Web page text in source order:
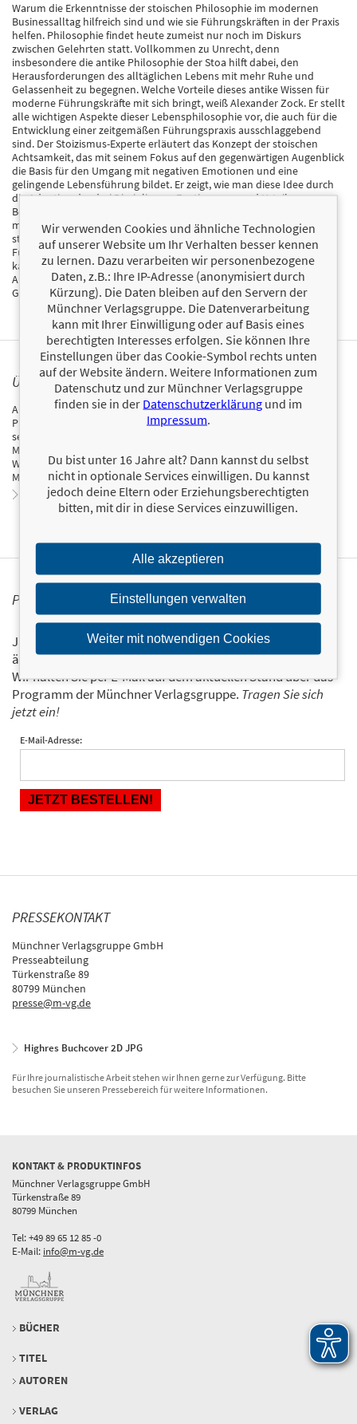
Warum die Erkenntnisse der stoischen Philosophie im modernen
Businessalltag hilfreich sind und wie sie Führungskräften in der Praxis
helfen. Philosophie findet heute zumeist nur noch im Diskurs
zwischen Gelehrten statt. Vollkommen zu Unrecht, denn
insbesondere die antike Philosophie der Stoa hilft dabei, den
Herausforderungen des alltäglichen Lebens mit mehr Ruhe und
Gelassenheit zu begegnen. Welche Vorteile dieses antike Wissen für
moderne Führungskräfte mit sich bringt, weiß Alexander Zock. Er stellt
alle wichtigen Aspekte dieser Lebensphilosophie vor, die auch für die
Entwicklung einer zeitgemäßen Führungspraxis ausschlaggebend
sind. Der Stoizismus-Experte erläutert das Konzept der stoischen
Achtsamkeit, das mit seinem Fokus auf den gegenwärtigen Augenblick
die Basis für den Umgang mit negativen Emotionen und eine
gelingende Lebensführung bildet. Er zeigt, wie man diese Idee durch
die Adaption der drei Disziplinen – Zustimmung und Urteilen,
Begehren sowie Handeln – für die persönliche Entwicklung und
moderne Führungskonzepte nutzbar macht. Wie die Lebensform der
stoischen Weisen schließlich in Form »tugendhafter« und »schöner«
Führung auf den modernen Managementalltag übertragen werden
kann, erklärt der Autor anhand von vielen praktischen
Anwendungsbeispielen. Ein Buch, das nicht nur Stoikern hilft, mehr
Gelassenheit in den Alltag zu bringen!
ÜBER ALEXANDER ZOCK
Alexander Zock ist promovierter Geophysiker,
Planetenwissenschaftler und Experte für Stoizismus. Er arbeitet als
selbstständiger Organisationsentwickler und Führungskräfte-Coach.
Mit dem Stoizismus beschäftigt er sich u. a. auf seiner Website »Der
Weg der Stoa«, zudem betreibt er einen Podcast und leitet eine
Meetup-Community.
Zum Profil von Alexander Zock
PERSONALISIERTE PRODUKTINFORMATIONEN
Ja, ich will über interessante Neuerscheinungen und
ähnliche Produkte informiert werden.
Wir halten Sie per E-Mail auf dem aktuellen Stand über das
Programm der Münchner Verlagsgruppe. Tragen Sie sich
jetzt ein!
E-Mail-Adresse:
PRESSEKONTAKT
Münchner Verlagsgruppe GmbH
Presseabteilung
Türkenstraße 89
80799 München
presse@m-vg.de
Highres Buchcover 2D JPG
Für Ihre journalistische Arbeit stehen wir Ihnen gerne zur Verfügung. Bitte
besuchen Sie unseren Pressebereich für weitere Informationen.
KONTAKT & PRODUKTINFOS
Münchner Verlagsgruppe GmbH
Türkenstraße 89
80799 München
Tel: +49 89 65 12 85 -0
E-Mail: info@m-vg.de
BÜCHER
TITEL
AUTOREN
VERLAG
Wir verwenden Cookies und ähnliche Technologien
auf unserer Website um Ihr Verhalten besser kennen
zu lernen. Dazu verarbeiten wir personenbezogene
Daten, z.B.: Ihre IP-Adresse (anonymisiert durch
Kürzung). Die Daten bleiben auf den Servern der
Münchner Verlagsgruppe. Die Datenverarbeitung
kann mit Ihrer Einwilligung oder auf Basis eines
berechtigten Interesses erfolgen. Sie können Ihre
Einstellungen über das Cookie-Symbol rechts unten
auf der Website ändern. Weitere Informationen zum
Datenschutz und zur Münchner Verlagsgruppe
finden sie in der Datenschutzerklärung und im
Impressum.
Du bist unter 16 Jahre alt? Dann kannst du selbst
nicht in optionale Services einwilligen. Du kannst
jedoch deine Eltern oder Erziehungsberechtigten
bitten, mit dir in diese Services einzuwilligen.
Alle akzeptieren
Einstellungen verwalten
Weiter mit notwendigen Cookies